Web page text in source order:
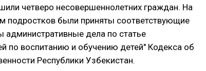
четверо несовершеннолетних граждан. На
подростков были приняты соответствующие
дела по статье
по воспитанию и обучению детей" Кодекса об
Республики Узбекистан.